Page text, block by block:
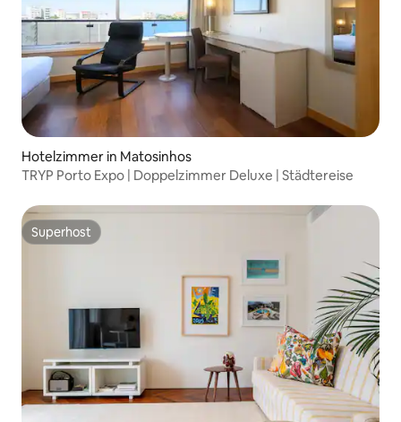
Hotelzimmer in Matosinhos
TRYP Porto Expo | Doppelzimmer Deluxe | Städtereise
Superhost
Superhost